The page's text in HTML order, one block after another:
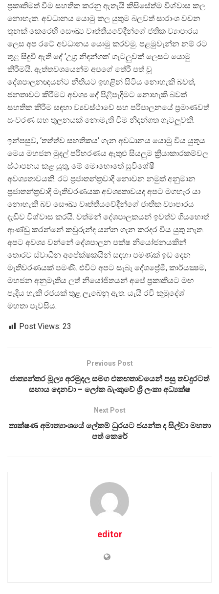
ප්‍රකෘතිමත් වීම සහතික කරනු ඇතැයි කිසිසේත්ම විශ්වාස කල
නොහැක. අවධානය යොමු කල යුතුම බලවත් සාරාංශ වචන
තුනක් කෙරෙහි සෞඛ්‍ය වෘත්තීයවේදීන්ගේ ජතික ව්‍යාපාරය
ලෙස අප රටේ අවධානය යොමු කරවමු. පළමුවැන්න නම් රට
තුළ සිදුවී ඇති දේ ‘උග්‍ර නිදන්ගත’ ගැටලුවක් ලෙසට යොමු
කිරීමයි. ඇත්තවශයෙන්ම අපගේ තේරී පත් වූ
දේශපාලනඥයන්ට නීතියට ඉහළින් සිටිය නොහැකි බවත්,
ජනතාවට කිරීමට අවශ්‍ය දේ පිළිපැදීමට නොහැකි බවත්
සහතික කිරීම සඳහා ව්‍යවස්ථාවේ සහ පරිපාලනයේ ප්‍රමාණවත්
සංවරණ සහ තුලනයක් නොමැති වීම නිදන්ගත ගැටලුවකි.
ඉන්පසුව, ‘තත්ත්ව සහතිකය’ ගැන අවධානය යොමු විය යුතුය.
මෙය මහජන මුදල් පරිහරණය ඇතුළු සියලුම ක්‍රියාකාරකම්වල
ස්ථාපනය කළ යුතු, මේ මොහොතේ සුවිශේෂී
අවශ්‍යතාවයකි. රට ප්‍රජාතන්ත්‍රවාදී නොවන නමුත් අනුමාන
ප්‍රජාතන්ත්‍රවාදී මැතිවරණයක අවශ්‍යතාවයද අපට මගහැර යා
නොහැකි බව සෞඛ්‍ය වෘත්තීයවේදීන්ගේ ජාතික ව්‍යාපාරය
දැඩිව විශ්වාස කරයි. වත්මන් දේශපාලකයන් ඉවත්ව ගියහොත්
ආණ්ඩු කරන්නේ කවුරුන්ද යන්න ගැන කරදර විය යුතු නැත.
අපට අවශ්‍ය වන්නේ දේශපාලන පක්ෂ නියෝජනයකින්
තොරව ස්වාධීන අපේක්ෂකයින් සඳහා පමණක් ඉඩ දෙන
මැතිවරණයක් පමණි. එවිට අපට සැබෑ දේශප්‍රේමී, කාර්යක්‍ෂම,
මහජන අනුමැතිය ලත් නියෝජිතයන් අපේ ප්‍රකෘතියට මඟ
පෑදිය හැකි රජයක් තුළ ලැබෙනු ඇත. යැයි රවී කුමුදේශ්
මහතා පැවසිය.
Post Views: 23
Previous Post
ජාත්‍යන්තර මූල්‍ය අරමුදල සමග එකඟතාවයෙන් පසු තවදුරටත්
සහාය දෙනවා – ලෝක බැංකුවේ ශ්‍රී ලංකා අධ්‍යක්ෂ
Next Post
තාක්ෂණ අමාත්‍යාංශයේ ලේකම් ධුරයට ජයන්ත ද සිල්වා මහතා
පත් කෙරේ
editor